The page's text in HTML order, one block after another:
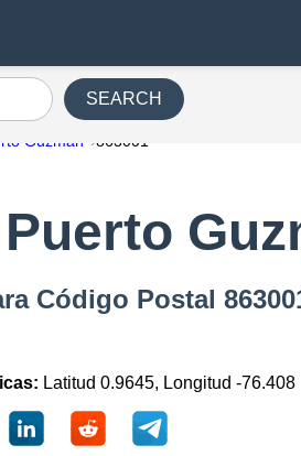
SEARCH
Guzman 863001
Código Postal
Latitud 0.9645, Longitud -76.408